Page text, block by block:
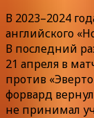
В 2023–2024
английского
В последний
21 апреля в
против
форвард
не принимал